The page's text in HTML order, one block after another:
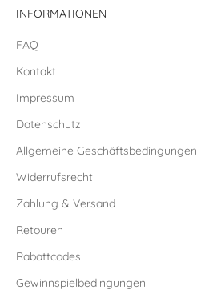
INFORMATIONEN
FAQ
Kontakt
Impressum
Datenschutz
Allgemeine Geschäftsbedingungen
Widerrufsrecht
Zahlung & Versand
Retouren
Rabattcodes
Gewinnspielbedingungen